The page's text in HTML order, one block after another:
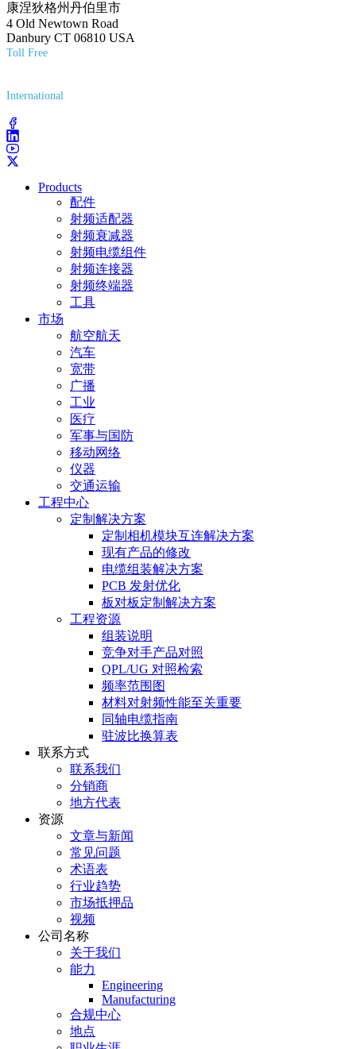
康涅狄格州丹伯里市
4 Old Newtown Road
Danbury CT 06810 USA
Toll Free
International
Products
配件
射频适配器
射频衰减器
射频电缆组件
射频连接器
射频终端器
工具
市场
航空航天
汽车
宽带
广播
工业
医疗
军事与国防
移动网络
仪器
交通运输
工程中心
定制解决方案
定制相机模块互连解决方案
现有产品的修改
电缆组装解决方案
PCB 发射优化
板对板定制解决方案
工程资源
组装说明
竞争对手产品对照
QPL/UG 对照检索
频率范围图
材料对射频性能至关重要
同轴电缆指南
驻波比换算表
联系方式
联系我们
分销商
地方代表
资源
文章与新闻
常见问题
术语表
行业趋势
市场抵押品
视频
公司名称
关于我们
能力
Engineering
Manufacturing
合规中心
地点